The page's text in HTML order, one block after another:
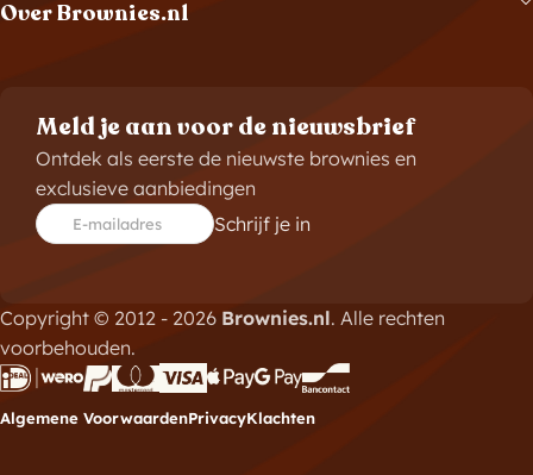
Over Brownies.nl
Meld je aan voor de nieuwsbrief
Ontdek als eerste de nieuwste brownies en
exclusieve aanbiedingen
E-mailadres Schrijf je in
Copyright © 2012 - 2026 Brownies.nl. Alle rechten
voorbehouden.
Algemene VoorwaardenPrivacyKlachten